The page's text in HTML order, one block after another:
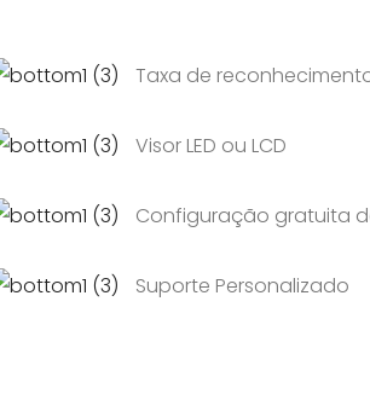
Taxa de
Visor LED ou LCD
Configuração gratuita
Suporte Personalizado